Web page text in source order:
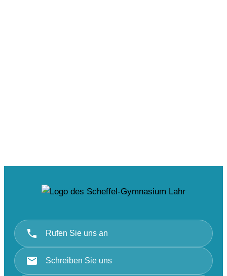
Rufen Sie uns an
Schreiben Sie uns